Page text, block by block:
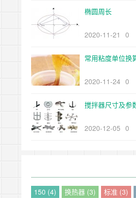
椭圆周长
2020-11-21 0
常用粘度单位换
2020-11-24 0
搅拌器尺寸及参
2020-12-05 0
150 (4) 换热器 (3) 标准 (3)